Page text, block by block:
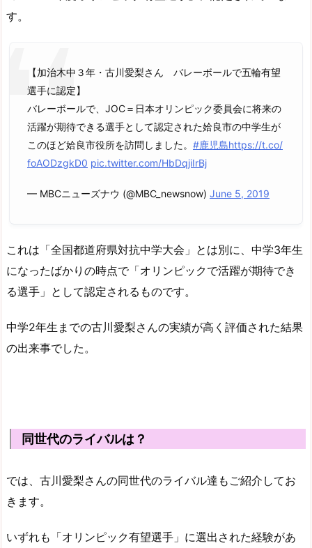
す。
【加治木中３年・古川愛梨さん バレーボールで五輪有望
選手に認定】
バレーボールで、JOC＝日本オリンピック委員会に将来の
活躍が期待できる選手として認定された姶良市の中学生が
このほど姶良市役所を訪問しました。 #鹿児島https://t.co/
foAODzgkD0 pic.twitter.com/HbDqjiIrBj
— MBCニューズナウ (@MBC_newsnow) June 5, 2019
これは「全国都道府県対抗中学大会」とは別に、中学3年生
になったばかりの時点で「オリンピックで活躍が期待でき
る選手」として認定されるものです。
中学2年生までの古川愛梨さんの実績が高く評価された結果
の出来事でした。
同世代のライバルは？
では、古川愛梨さんの同世代のライバル達もご紹介してお
きます。
いずれも「オリンピック有望選手」に選出された経験があ